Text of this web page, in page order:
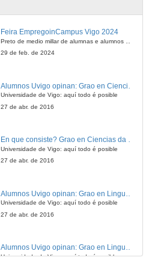
Feira EmpregoinCampus Vigo 2024
29 de feb. de 2024
Universidade de Vigo: aquí todo é posible
27 de abr. de 2016
En que consiste? Grao en Ciencias da Linguaxe e Estudos Literarios
Universidade de Vigo: aquí todo é posible
27 de abr. de 2016
Universidade de Vigo: aquí todo é posible
27 de abr. de 2016
Alumnos Uvigo opinan: Grao en Linguas Estranxeiras
Universidade de Vigo: aquí todo é posible